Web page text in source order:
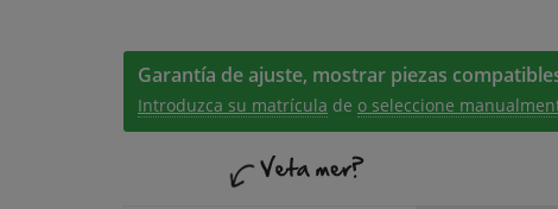
Garantía de ajuste, mostrar piezas
Introduzca su matrícula de o seleccione